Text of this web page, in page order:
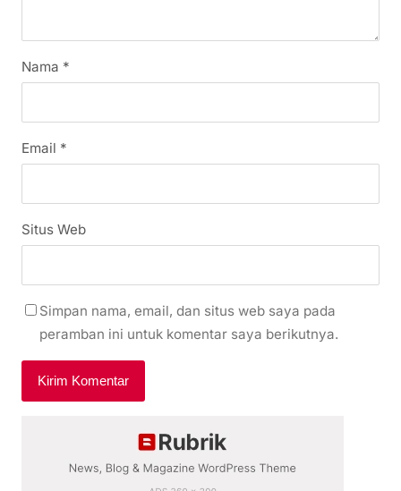
Nama *
Email *
Situs Web
Simpan nama, email, dan situs web saya pada
peramban ini untuk komentar saya berikutnya.